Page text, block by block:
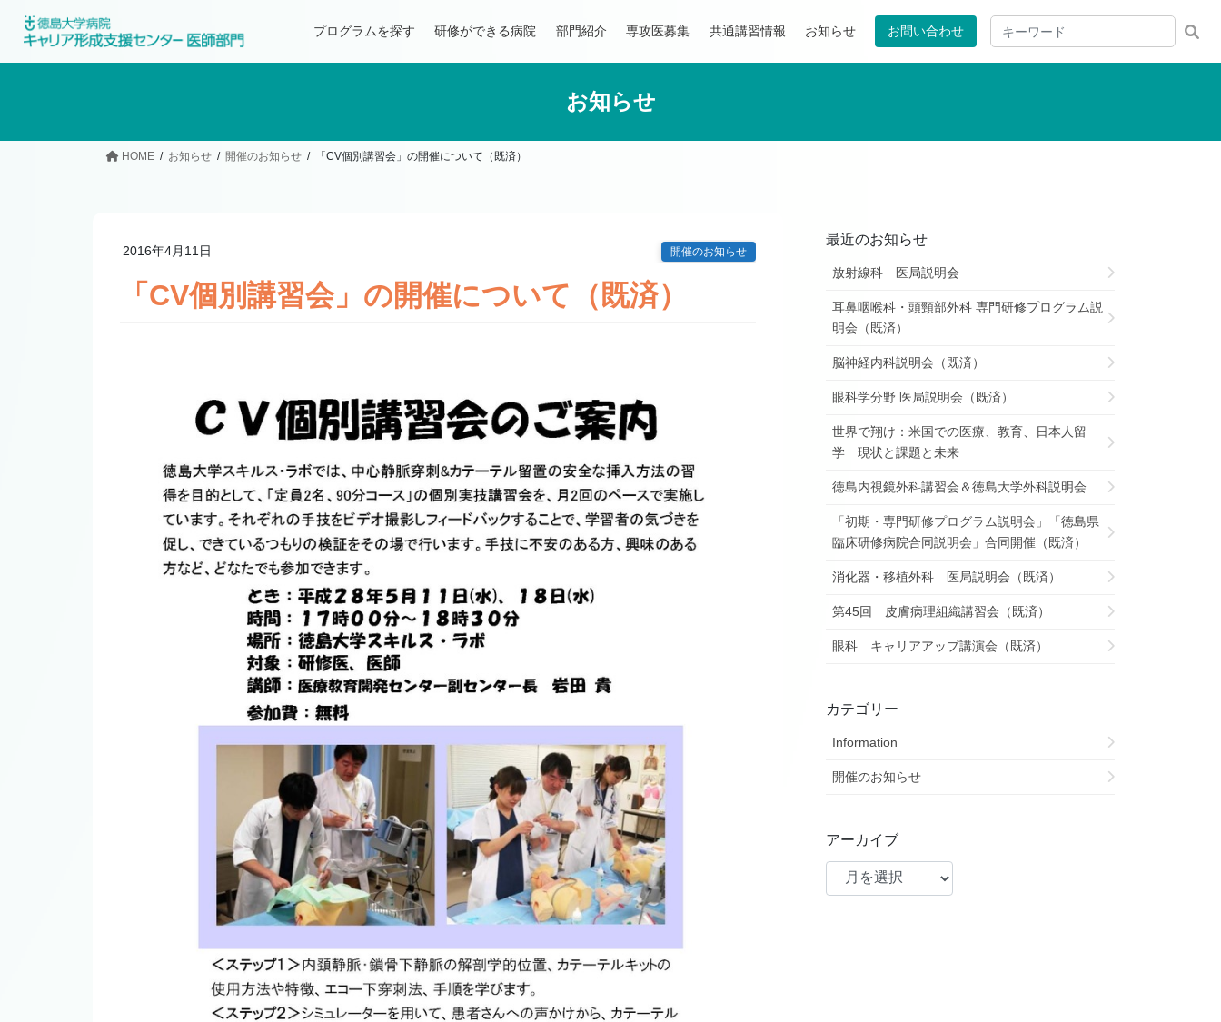
プログラムを探す 研修ができる病院 部門紹介 専攻医募集 共通講習情報 お知らせ お問い合わせ
お知らせ
HOME お知らせ 開催のお知らせ 「CV個別講習会」の開催について（既済）
2016年4月11日 開催のお知らせ
「CV個別講習会」の開催について（既済）
最近のお知らせ
放射線科 医局説明会
耳鼻咽喉科・頭頸部外科 専門研修プログラム説
明会（既済）
脳神経内科説明会（既済）
眼科学分野 医局説明会（既済）
世界で翔け：米国での医療、教育、日本人留
学 現状と課題と未来
徳島内視鏡外科講習会＆徳島大学外科説明会
「初期・専門研修プログラム説明会」「徳島県
臨床研修病院合同説明会」合同開催（既済）
消化器・移植外科 医局説明会（既済）
第45回 皮膚病理組織講習会（既済）
眼科 キャリアアップ講演会（既済）
カテゴリー
Information
開催のお知らせ
アーカイブ